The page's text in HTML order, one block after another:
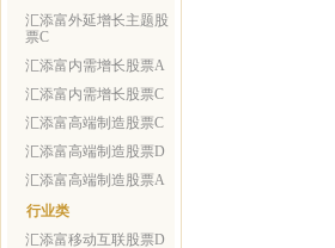
汇添富外延增长主题股
票C
汇添富内需增长股票A
汇添富内需增长股票C
汇添富高端制造股票C
汇添富高端制造股票D
汇添富高端制造股票A
行业类
汇添富移动互联股票D